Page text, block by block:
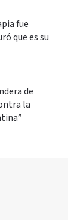
fue
que es su
de
la